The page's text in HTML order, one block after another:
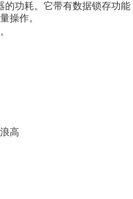
的功耗。它带有数据锁存功能
操作。
高